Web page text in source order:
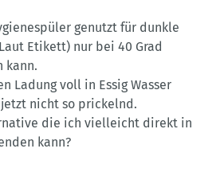
genutzt für dunkle
Etikett) nur bei 40 Grad
kann.
Ladung voll in Essig Wasser
nicht so prickelnd.
die ich vielleicht direkt in
kann?